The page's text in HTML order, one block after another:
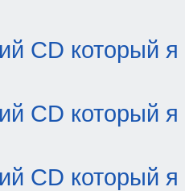
CD который я
CD который я
CD который я